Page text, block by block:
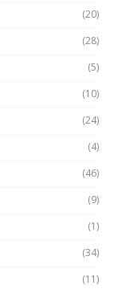
(20)
(28)
(5)
(10)
(24)
(4)
(46)
(9)
(1)
(34)
(11)